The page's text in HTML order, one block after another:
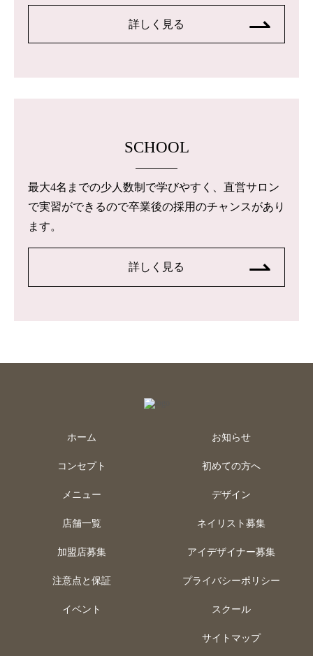
詳しく見る
SCHOOL
最大4名までの少人数制で学びやすく、直営サロン
で実習ができるので卒業後の採用のチャンスがあり
ます。
詳しく見る
ホーム
コンセプト
メニュー
店舗一覧
加盟店募集
注意点と保証
イベント
お知らせ
初めての方へ
デザイン
ネイリスト募集
アイデザイナー募集
プライバシーポリシー
スクール
サイトマップ